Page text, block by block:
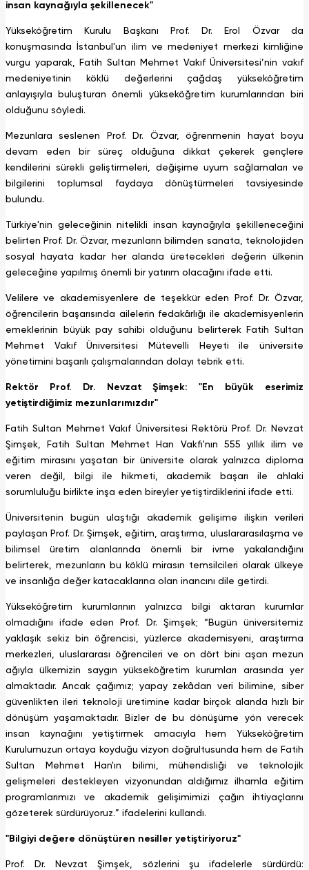
insan kaynağıyla şekillenecek"
Yükseköğretim Kurulu Başkanı Prof. Dr. Erol Özvar da
konuşmasında İstanbul'un ilim ve medeniyet merkezi kimliğine
vurgu yaparak, Fatih Sultan Mehmet Vakıf Üniversitesi’nin vakıf
medeniyetinin köklü değerlerini çağdaş yükseköğretim
anlayışıyla buluşturan önemli yükseköğretim kurumlarından biri
olduğunu söyledi.
Mezunlara seslenen Prof. Dr. Özvar, öğrenmenin hayat boyu
devam eden bir süreç olduğuna dikkat çekerek gençlere
kendilerini sürekli geliştirmeleri, değişime uyum sağlamaları ve
bilgilerini toplumsal faydaya dönüştürmeleri tavsiyesinde
bulundu.
Türkiye'nin geleceğinin nitelikli insan kaynağıyla şekilleneceğini
belirten Prof. Dr. Özvar, mezunların bilimden sanata, teknolojiden
sosyal hayata kadar her alanda üretecekleri değerin ülkenin
geleceğine yapılmış önemli bir yatırım olacağını ifade etti.
Velilere ve akademisyenlere de teşekkür eden Prof. Dr. Özvar,
öğrencilerin başarısında ailelerin fedakârlığı ile akademisyenlerin
emeklerinin büyük pay sahibi olduğunu belirterek Fatih Sultan
Mehmet Vakıf Üniversitesi Mütevelli Heyeti ile üniversite
yönetimini başarılı çalışmalarından dolayı tebrik etti.
Rektör Prof. Dr. Nevzat Şimşek: "En büyük eserimiz
yetiştirdiğimiz mezunlarımızdır"
Fatih Sultan Mehmet Vakıf Üniversitesi Rektörü Prof. Dr. Nevzat
Şimşek, Fatih Sultan Mehmet Han Vakfı'nın 555 yıllık ilim ve
eğitim mirasını yaşatan bir üniversite olarak yalnızca diploma
veren değil, bilgi ile hikmeti, akademik başarı ile ahlaki
sorumluluğu birlikte inşa eden bireyler yetiştirdiklerini ifade etti.
Üniversitenin bugün ulaştığı akademik gelişime ilişkin verileri
paylaşan Prof. Dr. Şimşek, eğitim, araştırma, uluslararasılaşma ve
bilimsel üretim alanlarında önemli bir ivme yakalandığını
belirterek, mezunların bu köklü mirasın temsilcileri olarak ülkeye
ve insanlığa değer katacaklarına olan inancını dile getirdi.
Yükseköğretim kurumlarının yalnızca bilgi aktaran kurumlar
olmadığını ifade eden Prof. Dr. Şimşek; “Bugün üniversitemiz
yaklaşık sekiz bin öğrencisi, yüzlerce akademisyeni, araştırma
merkezleri, uluslararası öğrencileri ve on dört bini aşan mezun
ağıyla ülkemizin saygın yükseköğretim kurumları arasında yer
almaktadır. Ancak çağımız; yapay zekâdan veri bilimine, siber
güvenlikten ileri teknoloji üretimine kadar birçok alanda hızlı bir
dönüşüm yaşamaktadır. Bizler de bu dönüşüme yön verecek
insan kaynağını yetiştirmek amacıyla hem Yükseköğretim
Kurulumuzun ortaya koyduğu vizyon doğrultusunda hem de Fatih
Sultan Mehmet Han'ın bilimi, mühendisliği ve teknolojik
gelişmeleri destekleyen vizyonundan aldığımız ilhamla eğitim
programlarımızı ve akademik gelişimimizi çağın ihtiyaçlarını
gözeterek sürdürüyoruz.” ifadelerini kullandı.
"Bilgiyi değere dönüştüren nesiller yetiştiriyoruz"
Prof. Dr. Nevzat Şimşek, sözlerini şu ifadelerle sürdürdü: